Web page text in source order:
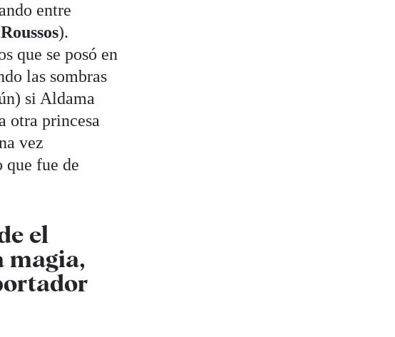
entre
).
que se posó en
las sombras
si Aldama
otra princesa
vez
que fue de
el
magia,